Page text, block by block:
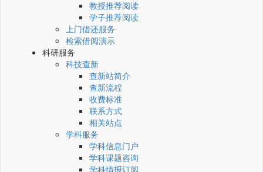
教授推荐阅读
学子推荐阅读
上门借还服务
检索借阅演示
科研服务
科技查新
查新站简介
查新流程
收费标准
联系方式
相关站点
学科服务
学科信息门户
学科课题咨询
学科情报订阅